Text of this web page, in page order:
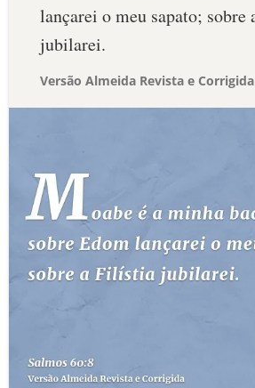
lançarei o meu sapato;
jubilarei.
Versão Almeida Revista e Corrigida